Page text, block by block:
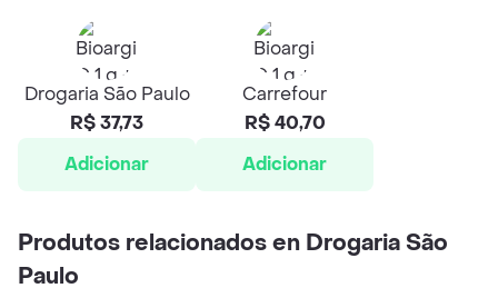
Drogaria São Paulo
R$ 37,73
Adicionar
Carrefour
R$ 40,70
Adicionar
Produtos relacionados en Drogaria São
Paulo